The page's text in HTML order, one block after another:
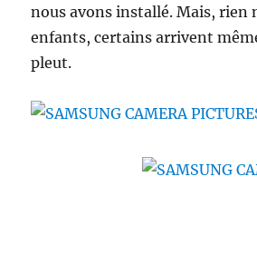
nous avons installé. Mais, rien
enfants, certains arrivent
pleut.